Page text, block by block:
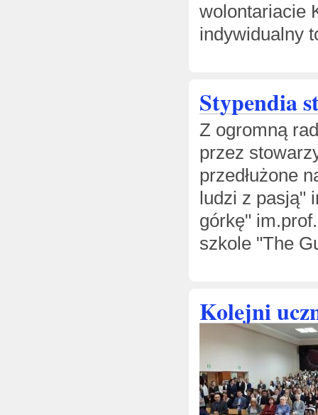
wolontariacie
indywidualny
Stypendia
Z ogromną
przez
przedłużone
ludzi z pasją"
górkę"
szkole "The
Kolejni